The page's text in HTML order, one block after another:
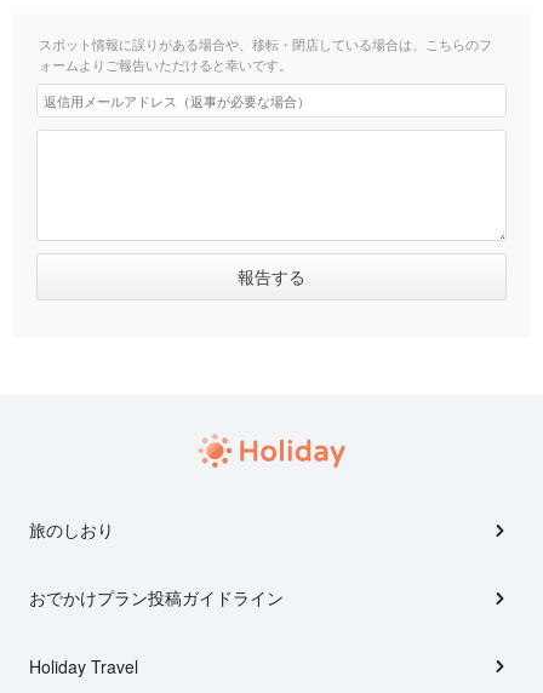
スポット情報に誤りがある場合や、移転・閉店している場合は、こちらのフ
ォームよりご報告いただけると幸いです。
旅のしおり
おでかけプラン投稿ガイドライン
Holiday Travel